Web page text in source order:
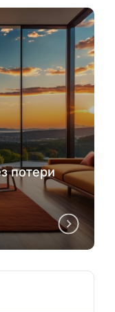
потери